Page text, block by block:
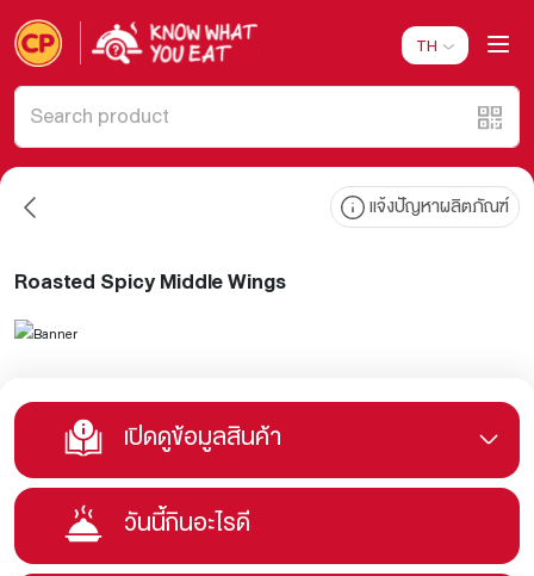
TH
แจ้งปัญหาผลิตภัณฑ์
Roasted Spicy Middle Wings
เปิดดูข้อมูลสินค้า
วันนี้กินอะไรดี